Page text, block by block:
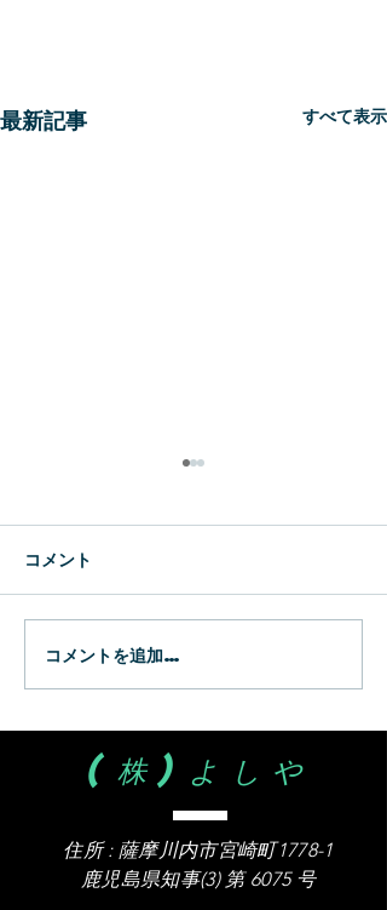
最新記事 すべて表示
コメント
コメントを追加…
(株)よしや
住所 : 薩摩川内市宮崎町1778-1
​鹿児島県知事(3) 第 6075 号